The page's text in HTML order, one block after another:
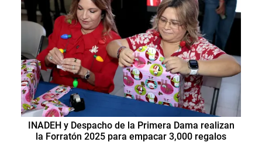
INADEH y Despacho de la Primera Dama realizan
la Forratón 2025 para empacar 3,000 regalos